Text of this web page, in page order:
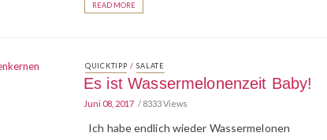
READ MORE
QUICKTIPP / SALATE
Es ist Wassermelonenzeit Baby!
Juni 08, 2017 8333 Views
Ich habe endlich wieder Wassermelonen